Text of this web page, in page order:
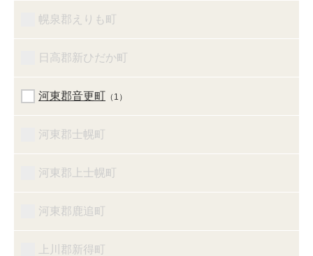
幌泉郡えりも町
日高郡新ひだか町
河東郡音更町 （1）
河東郡士幌町
河東郡上士幌町
河東郡鹿追町
上川郡新得町